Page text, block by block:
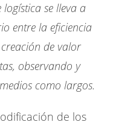
logística se lleva a
entre la eficiencia
de valor
observando y
como largos.
de los